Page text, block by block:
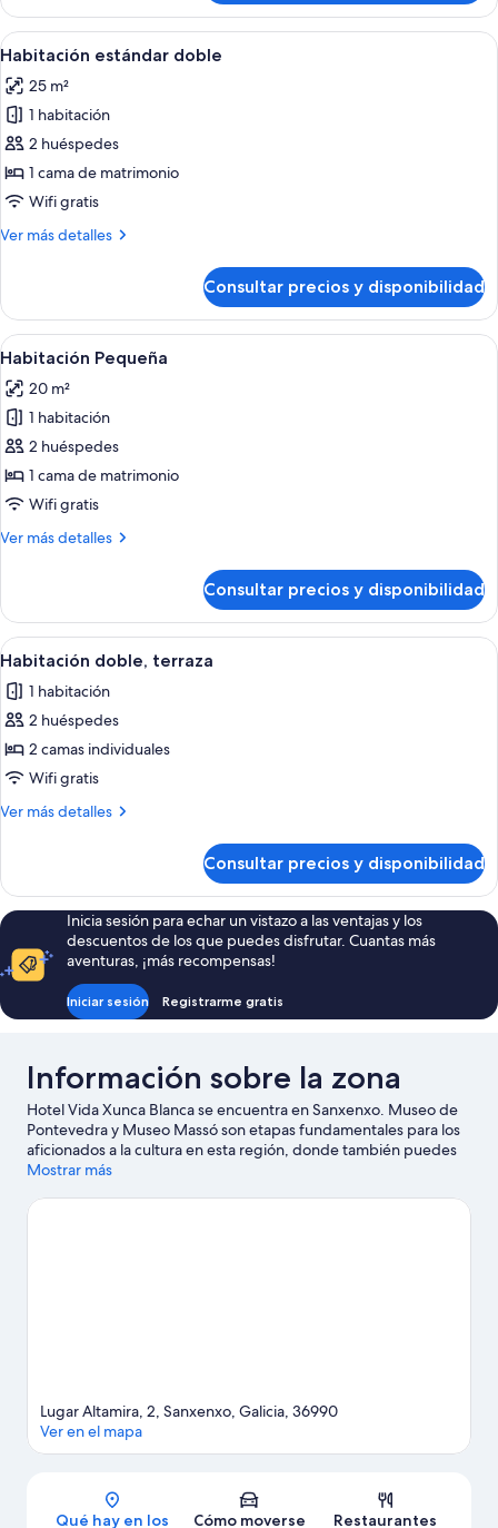
triple
estándar
Abrir
todas
las
fotos
de
Habitación
estándar
Habitación estándar doble | Wifi
7
Habitación estándar doble
25 m²
1 habitación
2 huéspedes
1 cama de matrimonio
Wifi gratis
Ver más detalles
Más
estándar
doble
Consultar precios y disponibilidad
Abrir
todas
las
fotos
de
Habitación
Pequeña
Habitación Pequeña | Wifi gratis y
4
Habitación Pequeña
20 m²
1 habitación
2 huéspedes
1 cama de matrimonio
Wifi gratis
Ver más detalles
Más
Pequeña
Consultar precios y disponibilidad
Abrir
todas
las
fotos
de
Habitación
doble,
Habitación doble, terraza | Wifi gratis
5
Habitación doble, terraza
1 habitación
2 huéspedes
2 camas individuales
Wifi gratis
Ver más detalles
Más
doble,
terraza
Consultar precios y disponibilidad
Inicia sesión para echar un vistazo a las ventajas y los
descuentos de los que puedes disfrutar. Cuantas más
aventuras, ¡más recompensas!
Iniciar sesión Registrarme gratis
Información sobre la zona
Hotel Vida Xunca Blanca se encuentra en Sanxenxo. Museo de
Pontevedra y Museo Massó son etapas fundamentales para los
aficionados a la cultura en esta región, donde también puedes
acercarte a lugares emblemáticos como Castro da Lanzada y
Sanxenxo y Acuario do Grove también merecen la pena.
Mostrar más
Mapa
Lugar Altamira, 2, Sanxenxo, Galicia, 36990
Ver en el mapa
Qué hay en los Cómo moverse Restaurantes